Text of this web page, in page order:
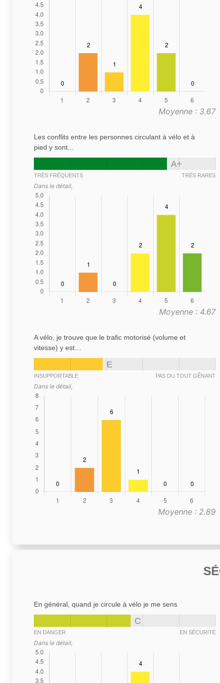
Moyenne : 3.67
Les conflits entre les personnes circulant à vélo et à
pied y sont...
A+
TRÈS FRÉQUENTS TRÈS RARES
Dans le détail,
Moyenne : 4.67
A vélo, je trouve que le trafic motorisé (volume et
vitesse) y est…
E
INSUPPORTABLE PAS DU TOUT GÊNANT
Dans le détail,
Moyenne : 2.89
En général, quand je circule à vélo je me sens
C
EN DANGER EN SÉCURITÉ
Dans le détail,